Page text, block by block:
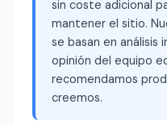
sin coste adicional
mantener el sitio.
se basan en análisis
opinión del equipo
recomendamos
creemos.